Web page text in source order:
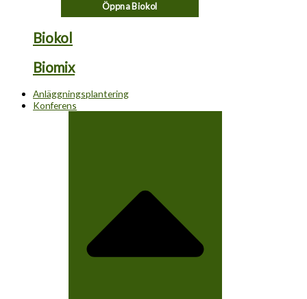
Öppna Biokol
Biokol
Biomix
Anläggningsplantering
Konferens